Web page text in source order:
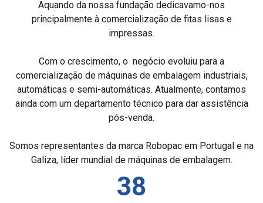
Aquando da nossa fundação dedicavamo-nos
principalmente à comercialização de fitas lisas e
impressas.
Com o crescimento, o negócio evoluiu para a
comercialização de máquinas de embalagem industriais,
automáticas e semi-automáticas. Atualmente, contamos
ainda com um departamento técnico para dar assistência
pós-venda.
Somos representantes da marca Robopac em Portugal e na
Galiza, líder mundial de máquinas de embalagem.
38